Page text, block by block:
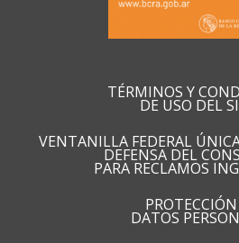
TÉRMINOS Y
DE USO DEL
VENTANILLA FEDERAL
DEFENSA DEL
PARA RECLAMOS
DATOS